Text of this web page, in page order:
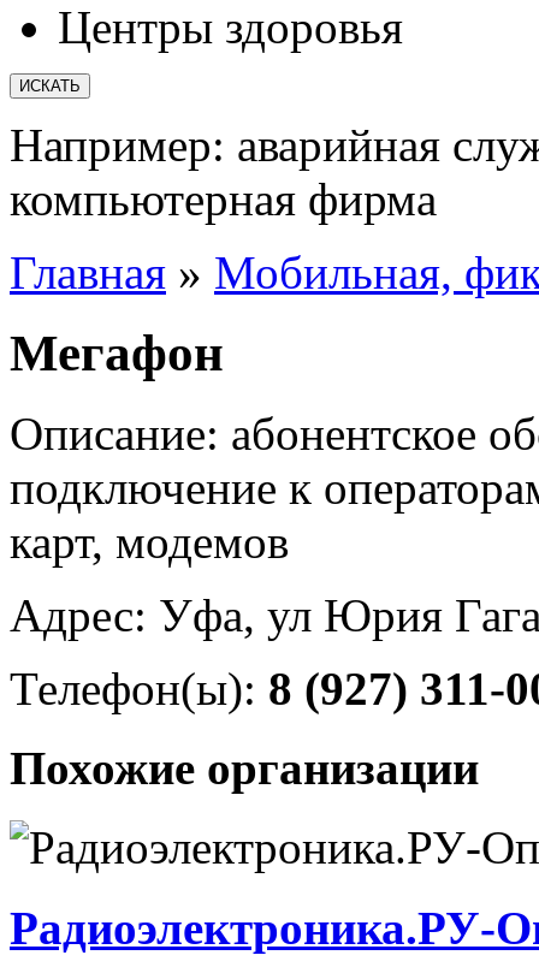
Центры здоровья
Например: аварийная
компьютерная фирма
Главная » Мобильная,
Мегафон
Описание: абонентское
подключение к
карт, модемов
Адрес: Уфа, ул Юрия
Телефон(ы): 8 (927) 311-
Похожие организации
Радиоэлектроника.РУ-